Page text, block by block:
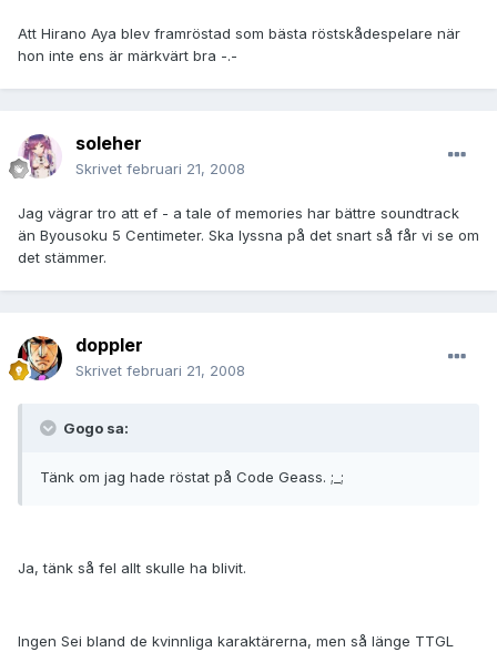
Att Hirano Aya blev framröstad som bästa röstskådespelare när
hon inte ens är märkvärt bra -.-
soleher
Skrivet februari 21, 2008
Jag vägrar tro att ef - a tale of memories har bättre soundtrack
än Byousoku 5 Centimeter. Ska lyssna på det snart så får vi se om
det stämmer.
doppler
Skrivet februari 21, 2008
Gogo sa:
Tänk om jag hade röstat på Code Geass. ;_;
Ja, tänk så fel allt skulle ha blivit.
Ingen Sei bland de kvinnliga karaktärerna, men så länge TTGL